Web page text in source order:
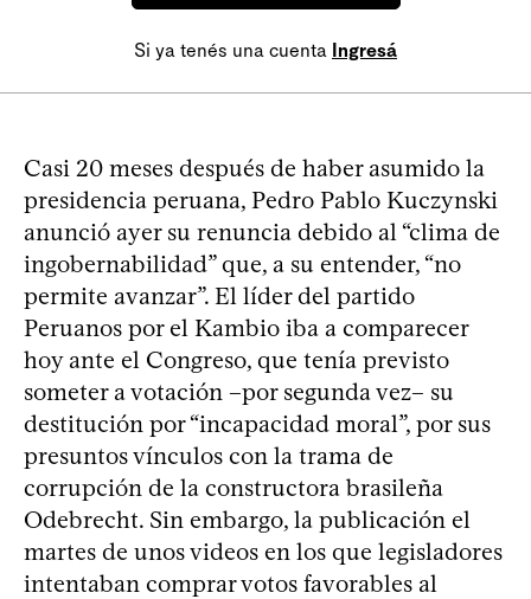
Si ya tenés una cuenta Ingresá
Casi 20 meses después de haber asumido la
presidencia peruana, Pedro Pablo Kuczynski
anunció ayer su renuncia debido al “clima de
ingobernabilidad” que, a su entender, “no
permite avanzar”. El líder del partido
Peruanos por el Kambio iba a comparecer
hoy ante el Congreso, que tenía previsto
someter a votación –por segunda vez– su
destitución por “incapacidad moral”, por sus
presuntos vínculos con la trama de
corrupción de la constructora brasileña
Odebrecht. Sin embargo, la publicación el
martes de unos videos en los que legisladores
intentaban comprar votos favorables al